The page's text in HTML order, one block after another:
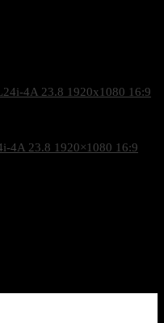
4A 23.8 1920×1080 16:9